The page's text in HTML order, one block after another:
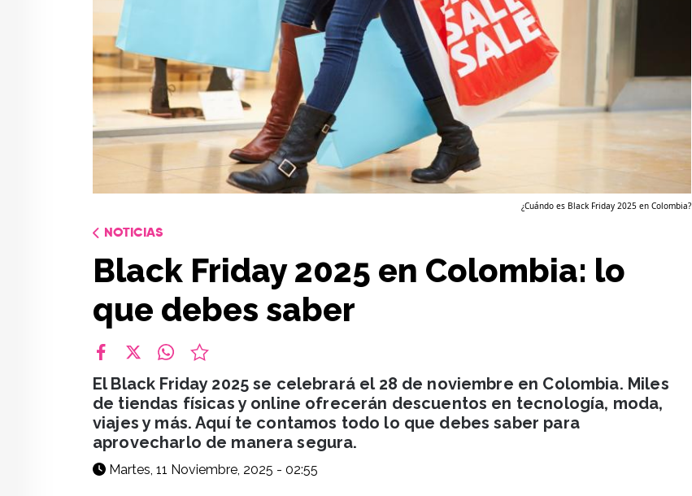
¿Cuándo es Black Friday 2025 en Colombia?
NOTICIAS
Black Friday 2025 en Colombia: lo
que debes saber
El Black Friday 2025 se celebrará el 28 de noviembre en Colombia. Miles
de tiendas físicas y online ofrecerán descuentos en tecnología, moda,
viajes y más. Aquí te contamos todo lo que debes saber para
aprovecharlo de manera segura.
Martes, 11 Noviembre, 2025 - 02:55